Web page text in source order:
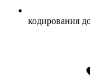
кодирования